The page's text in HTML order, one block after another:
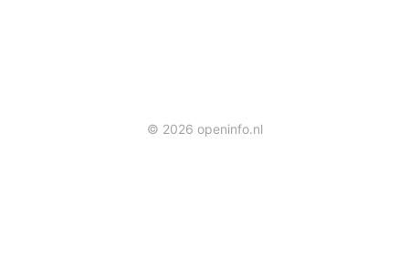
© 2026 openinfo.nl